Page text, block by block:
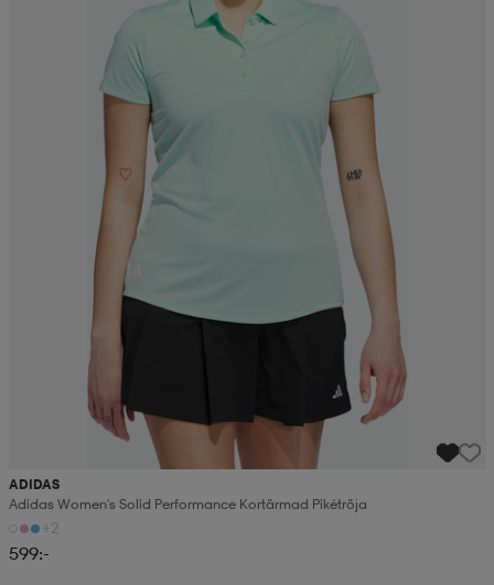
ADIDAS
Adidas Women's Solid Performance Kortärmad Pikétröja
+2
599:-